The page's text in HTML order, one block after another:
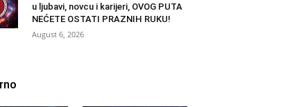
u ljubavi, novcu i karijeri, OVOG PUTA
NEĆETE OSTATI PRAZNIH RUKU!
August 6, 2026